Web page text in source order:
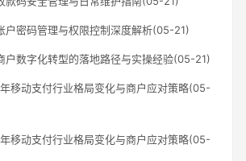
户密码管理与权限控制深度解析(05-21)
户数字化转型的落地路径与实操经验(05-21)
移动支付行业格局变化与商户应对策略(05-
移动支付行业格局变化与商户应对策略(05-